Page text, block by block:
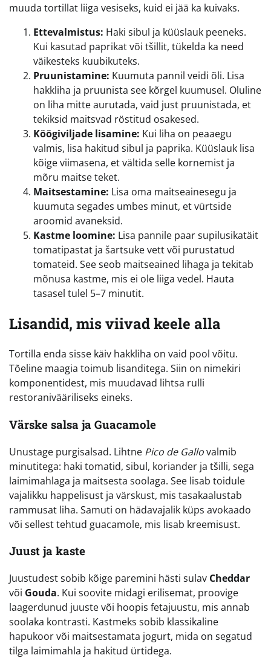
muuda tortillat liiga vesiseks, kuid ei jää ka kuivaks.
Ettevalmistus: Haki sibul ja küüslauk peeneks.
Kui kasutad paprikat või tšillit, tükelda ka need
väikesteks kuubikuteks.
Pruunistamine: Kuumuta pannil veidi õli. Lisa
hakkliha ja pruunista see kõrgel kuumusel. Oluline
on liha mitte aurutada, vaid just pruunistada, et
tekiksid maitsvad röstitud osakesed.
Köögiviljade lisamine: Kui liha on peaaegu
valmis, lisa hakitud sibul ja paprika. Küüslauk lisa
kõige viimasena, et vältida selle kornemist ja
mõru maitse teket.
Maitsestamine: Lisa oma maitseainesegu ja
kuumuta segades umbes minut, et vürtside
aroomid avaneksid.
Kastme loomine: Lisa pannile paar supilusikatäit
tomatipastat ja šartsuke vett või purustatud
tomateid. See seob maitseained lihaga ja tekitab
mõnusa kastme, mis ei ole liiga vedel. Hauta
tasasel tulel 5–7 minutit.
Lisandid, mis viivad keele alla
Tortilla enda sisse käiv hakkliha on vaid pool võitu.
Tõeline maagia toimub lisanditega. Siin on nimekiri
komponentidest, mis muudavad lihtsa rulli
restoranivääriliseks eineks.
Värske salsa ja Guacamole
Unustage purgisalsad. Lihtne Pico de Gallovalmib
minutitega: haki tomatid, sibul, koriander ja tšilli, sega
laimimahlaga ja maitsesta soolaga. See lisab toidule
vajalikku happelisust ja värskust, mis tasakaalustab
rammusat liha. Samuti on hädavajalik küps avokaado
või sellest tehtud guacamole, mis lisab kreemisust.
Juust ja kaste
Juustudest sobib kõige paremini hästi sulav Cheddar
või Gouda. Kui soovite midagi erilisemat, proovige
laagerdunud juuste või hoopis fetajuustu, mis annab
soolaka kontrasti. Kastmeks sobib klassikaline
hapukoor või maitsestamata jogurt, mida on segatud
tilga laimimahla ja hakitud ürtidega.